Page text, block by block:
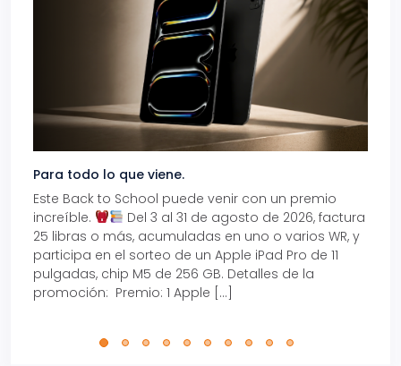
Para todo lo que viene.
Este Back to School puede venir con un premio
increíble.
Del 3 al 31 de agosto de 2026, factura
25 libras o más, acumuladas en uno o varios WR, y
participa en el sorteo de un Apple iPad Pro de 11
pulgadas, chip M5 de 256 GB. Detalles de la
promoción: Premio: 1 Apple […]